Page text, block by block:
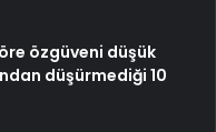
özgüveni düşük
düşürmediği 10